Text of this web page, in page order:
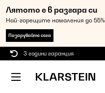
Лятото е в разгара си
Най-горещите намаления до 55%
Пазарувайте сега
3 години гаранция